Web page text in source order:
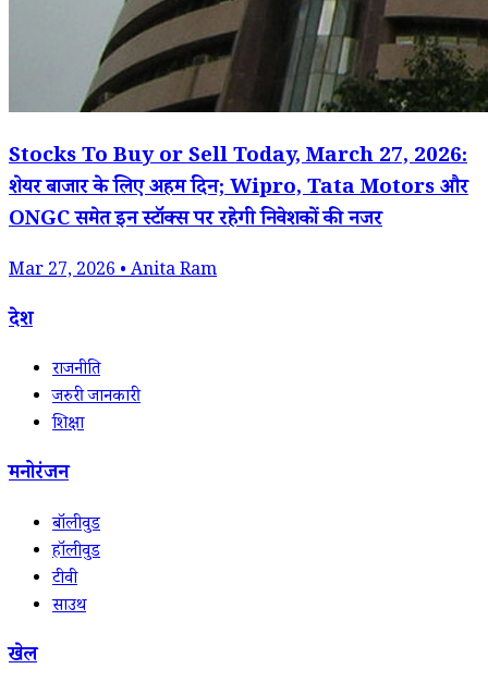
Stocks To Buy or Sell Today, March 27, 2026:
शेयर बाजार के लिए अहम दिन; Wipro, Tata Motors और
ONGC समेत इन स्टॉक्स पर रहेगी निवेशकों की नजर
Mar 27, 2026 • Anita Ram
देश
राजनीति
जरुरी जानकारी
शिक्षा
मनोरंजन
बॉलीवुड
हॉलीवुड
टीवी
साउथ
खेल